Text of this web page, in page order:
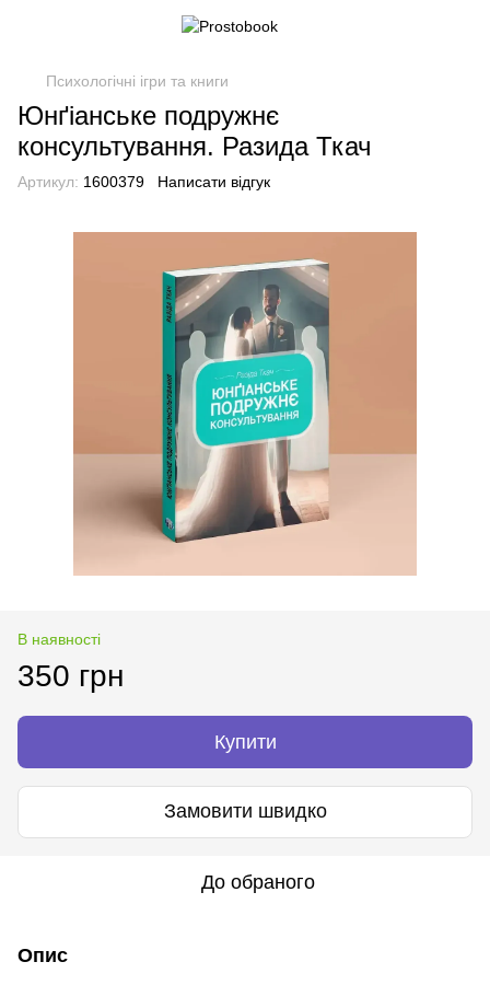
Психологічні ігри та книги
Юнґіанське подружнє
консультування. Разида Ткач
Артикул: 1600379 Написати відгук
В наявності
350 грн
Купити
Замовити швидко
До обраного
Опис